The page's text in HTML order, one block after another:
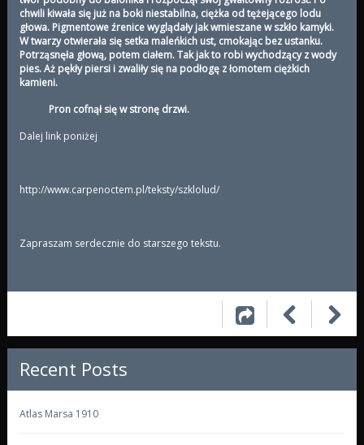
chwili kiwała się już na boki niestabilna, ciężka od tężejącego lodu
głowa. Pigmentowe źrenice wyglądały jak wmieszane w szkło kamyki.
W twarzy otwierała się setka maleńkich ust, cmokając bez ustanku.
Potrząsnęła głową, potem ciałem. Tak jak to robi wychodzący z wody
pies. Aż pękły piersi i zwaliły się na podłogę z łomotem ciężkich
kamieni.
Pron cofnął się w stronę drzwi.
Dalej link poniżej
http://www.carpenoctem.pl/teksty/szklolud/
Zapraszam serdecznie do starszego tekstu.
Recent Posts
Atlas Marsa 1910